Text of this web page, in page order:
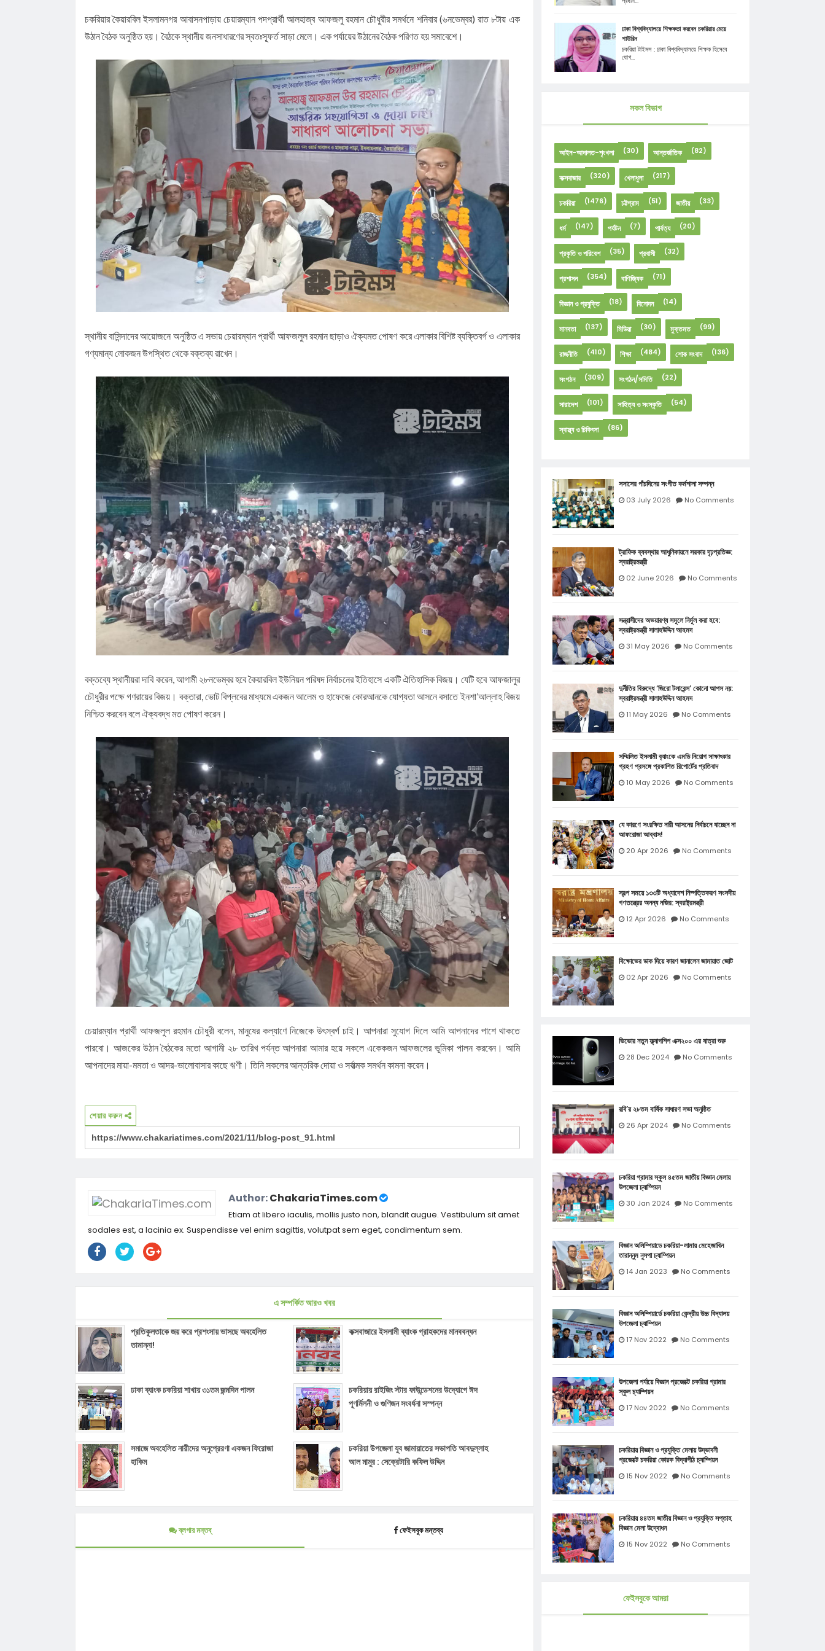
চকরিয়ার কৈয়ারবিল ইসলামনগর আবাসনপাড়ায় চেয়ারম্যান পদপ্রার্থী আলহাজ্ব আফজলু রহমান চৌধুরীর সমর্থনে শনিবার (৬নভেম্বর) রাত ৮টায় এক
উঠান বৈঠক অনুষ্ঠিত হয়। বৈঠকে স্থানীয় জনসাধারণের স্বতঃস্ফূর্ত সাড়া মেলে। এক পর্যায়ের উঠানের বৈঠক পরিণত হয় সমাবেশে।
স্থানীয় বাসিন্দাদের আয়োজনে অনুষ্ঠিত এ সভায় চেয়ারম্যান প্রার্থী আফজলুল রহমান ছাড়াও ঐক্যমত পোষণ করে এলাকার বিশিষ্ট ব্যক্তিবর্গ ও এলাকার
গণ্যমান্য লোকজন উপস্থিত থেকে বক্তব্য রাখেন।
বক্তব্যে স্থানীয়রা দাবি করেন, আগামী ২৮নভেম্বর হবে কৈয়ারবিল ইউনিয়ন পরিষদ নির্বাচনের ইতিহাসে একটি ঐতিহাসিক বিজয়। যেটি হবে আফজালুর
চৌধুরীর পক্ষে গণরায়ের বিজয়। বক্তারা, ভোট বিপ্লবের মাধ্যমে একজন আলেম ও হাফেজে কোরআনকে যোগ্যতা আসনে বসাতে ইনশা’আল্লাহ বিজয়
নিশ্চিত করবেন বলে ঐক্যবদ্ধ মত পোষণ করেন।
চেয়ারম্যান প্রার্থী আফজলুল রহমান চৌধুরী বলেন, মানুষের কল্যাণে নিজেকে উৎস্বর্গ চাই। আপনারা সুযোগ দিলে আমি আপনাদের পাশে থাকতে
পারবো। আজকের উঠান বৈঠকের মতো আগামী ২৮ তারিখ পর্যন্ত আপনারা আমার হয়ে সকলে একেকজন আফজলের ভূমিকা পালন করবেন। আমি
আপনাদের মায়া-মমতা ও আদর-ভালোবাসার কাছে ঋণী। তিনি সকলের আন্তরিক দোয়া ও সর্বাত্মক সমর্থন কামনা করেন।
শেয়ার করুন
Author:ChakariaTimes.com
Etiam at libero iaculis, mollis justo non, blandit augue. Vestibulum sit amet
sodales est, a lacinia ex. Suspendisse vel enim sagittis, volutpat sem eget, condimentum sem.
এ সম্পর্কিত আরও খবর
প্রতিকূলতাকে জয় করে প্রশংসায় ভাসছে অবহেলিত
তামান্না!
কক্সবাজারে ইসলামী ব্যাংক গ্রাহকদের মানববন্ধন
ঢাকা ব্যাংক চকরিয়া শাখায় ৩১তম জন্মদিন পালন
চকরিয়ায় রাইজিং স্টার ফাউন্ডেশনের উদ্যোগে ঈদ
পূণর্মিলনী ও গুণিজন সংবর্ধনা সস্পন্ন
সমাজে অবহেলিত নারীদের অনুপ্রেরণা একজন ফিরোজা
হাকিম
চকরিয়া উপজেলা যুব জামায়াতের সভাপতি আবদুল্লাহ
আল মামুর : সেক্রেটারি কফিল উদ্দিন
ব্লগার মন্তব্ ফেইসবুক মন্তব্য
ঢাকা বিশ্ববিদ্যালয়ে শিক্ষকতা করবেন চকরিয়ার মেয়ে
শাউরিন
চকরিয়া টাইমস : ঢাকা বিশ্ববিদ্যালয়ে শিক্ষক হিসেবে
যোগ...
সকল বিভাগ
আইন-আদালত-শৃংখলা (30) আন্তর্জাতিক (82)
কক্সবাজার (320) খেলাধুলা (217)
চকরিয়া (1476) চট্টগ্রাম (51) জাতীয় (33)
ধর্ম (147) পর্যটন (7) পার্বত্য (20)
প্রকৃতি ও পরিবেশ (35) প্রবাসী (32)
প্রশাসন (354) বাণিজ্যিক (71)
বিজ্ঞান ও প্রযুক্তি (18) বিনোদন (14)
মানবতা (137) মিডিয়া (30) মুক্তমত (99)
রাজনীতি (410) শিক্ষা (484) শোক সংবাদ (136)
সংগঠন (309) সংগঠন/সমিতি (22)
সারাদেশ (101) সাহিত্য ও সংস্কৃতি (54)
স্বাস্থ্য ও চিকিৎসা (86)
সসাসের পাঁচদিনের সংগীত কর্মশালা সম্পন্ন
03 July 2026 No Comments
ট্রাফিক ব্যবস্থার আধুনিকায়নে সরকার দৃঢ়প্রতিজ্ঞ:
স্বরাষ্ট্রমন্ত্রী
02 June 2026 No Comments
সন্ত্রাসীদের অভয়ারণ্য সমূলে নির্মূল করা হবে:
স্বরাষ্ট্রমন্ত্রী সালাহউদ্দিন আহমদ
31 May 2026 No Comments
দুর্নীতির বিরুদ্ধে ‘জিরো টলারেন্স’ কোনো আপস নয়:
স্বরাষ্ট্রমন্ত্রী সালাহউদ্দিন আহমদ
11 May 2026 No Comments
সম্মিলিত ইসলামী ব‍্যাংকে এমডি নিয়োগ সাক্ষাৎকার
গ্রহণ প্রসঙ্গে প্রকাশিত রিপোর্টের প্রতিবাদ
10 May 2026 No Comments
যে কারণে সংরক্ষিত নারী আসনের নির্বাচনে যাচ্ছেন না
আফরোজা আব্বাস!
20 Apr 2026 No Comments
স্বল্প সময়ে ১৩৩টি অধ্যাদেশ নিষ্পত্তিকরণ সংসদীয়
গণতন্ত্রের অনন্য নজির: স্বরাষ্ট্রমন্ত্রী
12 Apr 2026 No Comments
বিক্ষোভের ডাক দিয়ে কারণ জানালেন জামায়াত জোট
02 Apr 2026 No Comments
ভিভোর নতুন ফ্ল্যাগশিপ এক্স২০০ এর যাত্রা শুরু
28 Dec 2024 No Comments
রবি’র ২৮তম বার্ষিক সাধারণ সভা অনুষ্ঠিত
26 Apr 2024 No Comments
চকরিয়া গ্রামার স্কুল ৪৫তম জাতীয় বিজ্ঞান মেলায়
উপজেলা চ্যাম্পিয়ন
30 Jan 2024 No Comments
বিজ্ঞান অলিম্পিয়াডে চকরিয়া-লামায় মেহেজাবিন
তারান্নুম নুসপা চ্যাম্পিয়ন
14 Jan 2023 No Comments
বিজ্ঞান অলিম্পিয়ার্ডে চকরিয়া কেন্দ্রীয় উচ্চ বিদ্যালয়
উপজেলা চ্যাম্পিয়ন
17 Nov 2022 No Comments
উপজেলা পর্যায়ে বিজ্ঞান প্রজেক্টে চকরিয়া গ্রামার
স্কুল চ্যাম্পিয়ন
17 Nov 2022 No Comments
চকরিয়ায় বিজ্ঞান ও প্রযুক্তি মেলায় উদ্ভাবনী
প্রজেক্টে চকরিয়া কোরক বিদ্যাপীঠ চ্যাম্পিয়ন
15 Nov 2022 No Comments
চকরিয়ায় ৪৪তম জাতীয় বিজ্ঞান ও প্রযুক্তি সপ্তাহ
বিজ্ঞান মেলা উদ্বোধন
15 Nov 2022 No Comments
ফেইসবুকে আমরা